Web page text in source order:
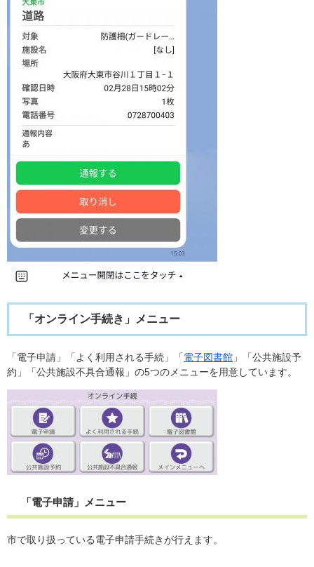
「オンライン手続き」メニュー
「電子申請」「よく利用される手続」「電子図書館 」「公共施設予
約」「公共施設不具合通報」の5つのメニューを用意しています。
「電子申請」メニュー
市で取り扱っている電子申請手続きが行えます。